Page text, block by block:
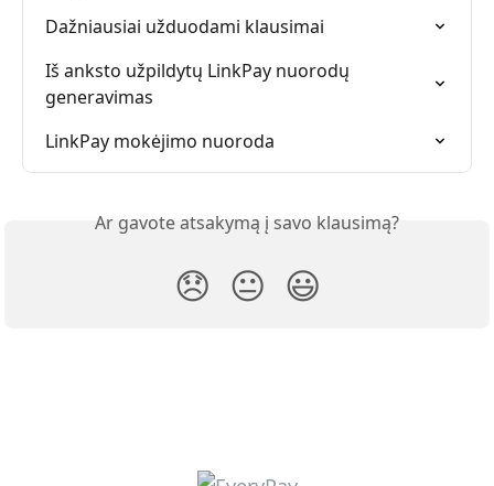
Dažniausiai užduodami klausimai
Iš anksto užpildytų LinkPay nuorodų
generavimas
LinkPay mokėjimo nuoroda
Ar gavote atsakymą į savo klausimą?
😞 😐 😃